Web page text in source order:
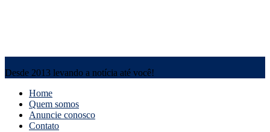
Desde 2013 levando a notícia até você!
Home
Quem somos
Anuncie conosco
Contato